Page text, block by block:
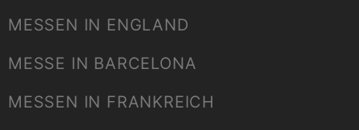
MESSEN IN ENGLAND
MESSE IN BARCELONA
MESSEN IN FRANKREICH